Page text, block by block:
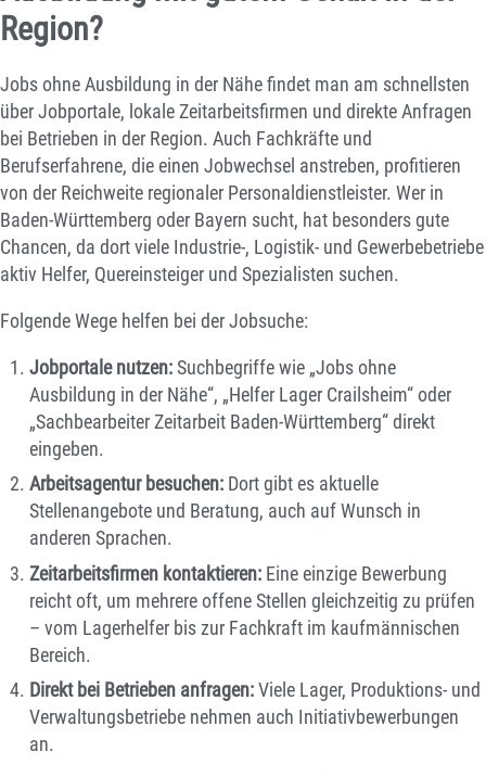
Region?
Jobs ohne Ausbildung in der Nähe findet man am schnellsten
über Jobportale, lokale Zeitarbeitsfirmen und direkte Anfragen
bei Betrieben in der Region. Auch Fachkräfte und
Berufserfahrene, die einen Jobwechsel anstreben, profitieren
von der Reichweite regionaler Personaldienstleister. Wer in
Baden-Württemberg oder Bayern sucht, hat besonders gute
Chancen, da dort viele Industrie-, Logistik- und Gewerbebetriebe
aktiv Helfer, Quereinsteiger und Spezialisten suchen.
Folgende Wege helfen bei der Jobsuche:
Jobportale nutzen:Suchbegriffe wie „Jobs ohne
Ausbildung in der Nähe“, „Helfer Lager Crailsheim“ oder
„Sachbearbeiter Zeitarbeit Baden-Württemberg“ direkt
eingeben.
Arbeitsagentur besuchen: Dort gibt es aktuelle
Stellenangebote und Beratung, auch auf Wunsch in
anderen Sprachen.
Zeitarbeitsfirmen kontaktieren: Eine einzige Bewerbung
reicht oft, um mehrere offene Stellen gleichzeitig zu prüfen
– vom Lagerhelfer bis zur Fachkraft im kaufmännischen
Bereich.
Direkt bei Betrieben anfragen:Viele Lager, Produktions- und
Verwaltungsbetriebe nehmen auch Initiativbewerbungen
an.